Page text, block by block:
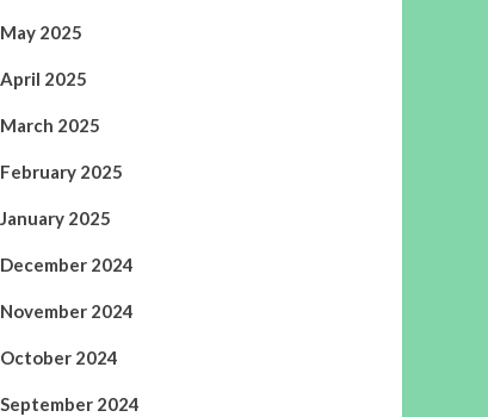
May 2025
April 2025
March 2025
February 2025
January 2025
December 2024
November 2024
October 2024
September 2024